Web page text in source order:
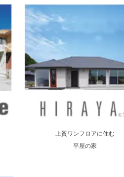
上質ワンフロアに住む
平屋の家